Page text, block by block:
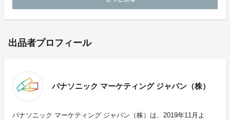
出品者プロフィール
パナソニック マーケティング ジャパン（株）
パナソニック マーケティング ジャパン（株）は、2019年11月よ